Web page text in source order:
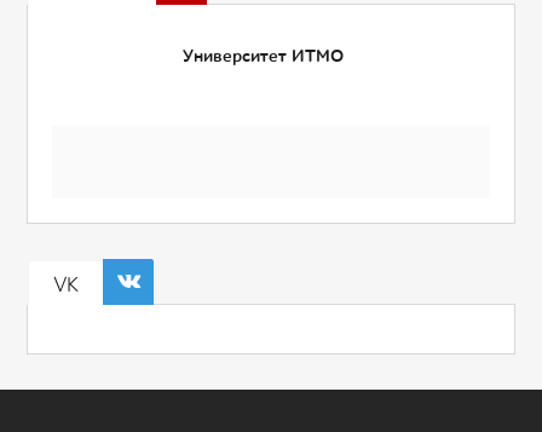
Университет ИТМО
VK